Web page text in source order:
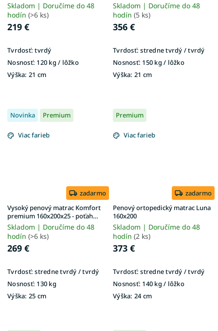
Skladom | Doručíme do 48
hodín (>6 ks)
219 €
Tvrdosť: tvrdý
Nosnosť: 120 kg / lôžko
Výška: 21 cm
Skladom | Doručíme do 48
hodín (5 ks)
356 €
Tvrdosť: stredne tvrdý / tvrdý
Nosnosť: 150 kg / lôžko
Výška: 21 cm
Novinka Premium
Viac farieb
zadarmo
Vysoký penový matrac Komfort
premium 160x200x25 - poťah
Exclusive Premium
Skladom | Doručíme do 48
hodín (>6 ks)
269 €
Tvrdosť: stredne tvrdý / tvrdý
Nosnosť: 130 kg
Výška: 25 cm
Premium
Viac farieb
zadarmo
Penový ortopedický matrac Luna
160x200
Skladom | Doručíme do 48
hodín (2 ks)
373 €
Tvrdosť: stredne tvrdý / tvrdý
Nosnosť: 140 kg / lôžko
Výška: 24 cm